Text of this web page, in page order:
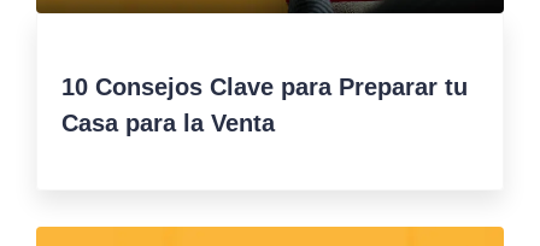
10 Consejos Clave para Preparar tu
Casa para la Venta